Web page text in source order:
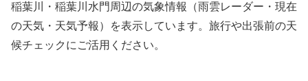
稲葉川・稲葉川水門周辺の気象情報（雨雲レーダー・現在
の天気・天気予報）を表示しています。旅行や出張前の天
候チェックにご活用ください。